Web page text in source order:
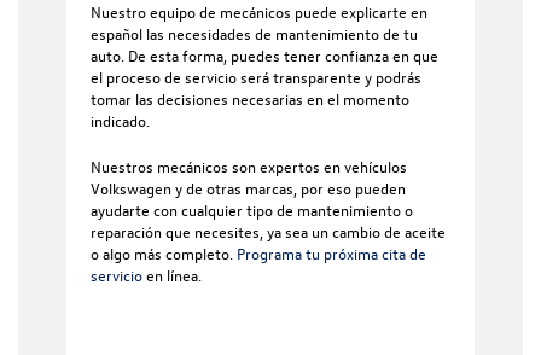
Nuestro equipo de mecánicos puede explicarte en
español las necesidades de mantenimiento de tu
auto. De esta forma, puedes tener confianza en que
el proceso de servicio será transparente y podrás
tomar las decisiones necesarias en el momento
indicado.
Nuestros mecánicos son expertos en vehículos
Volkswagen y de otras marcas, por eso pueden
ayudarte con cualquier tipo de mantenimiento o
reparación que necesites, ya sea un cambio de aceite
o algo más completo. Programa tu próxima cita de
servicioen línea.